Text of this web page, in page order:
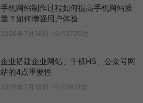
手机网站制作过程如何提高手机网站质
量？如何增强用户体验
2026年7月18日 12700次
企业搭建企业网站、手机H5、公众号网
站的4点重要性
2026年7月18日 13611次